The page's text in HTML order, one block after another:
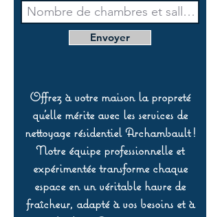
Envoyer
Offrez à votre maison la propreté
qu’elle mérite avec les services de
nettoyage résidentiel Archambault !
Notre équipe professionnelle et
expérimentée transforme chaque
espace en un véritable havre de
fraîcheur, adapté à vos besoins et à